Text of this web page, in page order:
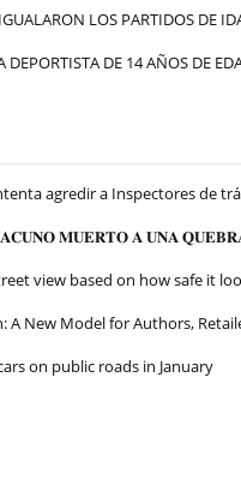
LOS PARTIDOS DE
DEPORTISTA DE 14 AÑOS DE
agredir a Inspectores de
𝐌𝐔𝐄𝐑𝐓𝐎 𝐀 𝐔𝐍𝐀
view based on how safe it
A New Model for Authors,
on public roads in January